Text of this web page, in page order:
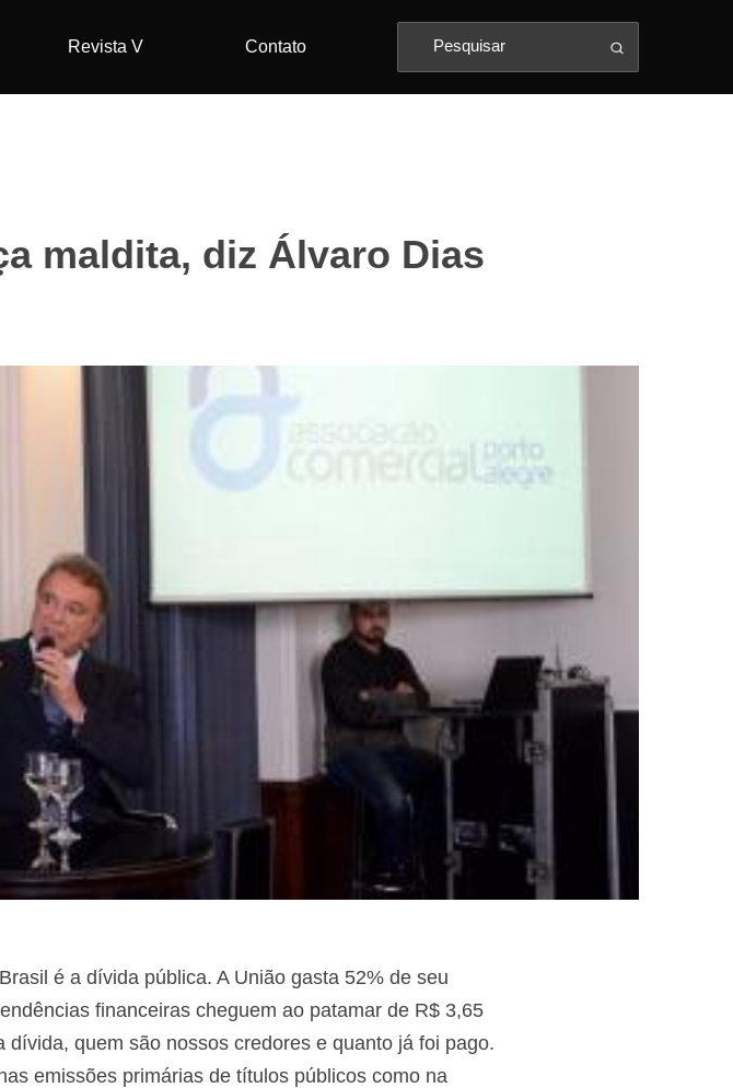
Revista V Contato
maldita, diz Álvaro Dias
é a dívida pública. A União gasta 52% de seu
financeiras cheguem ao patamar de R$ 3,65
quem são nossos credores e quanto já foi pago.
emissões primárias de títulos públicos como na